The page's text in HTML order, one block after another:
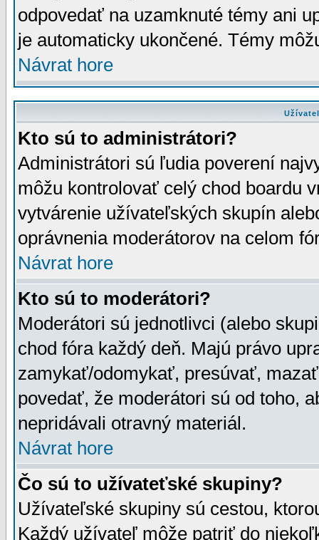
odpovedať na uzamknuté témy ani
je automaticky ukončené. Témy
Návrat hore
Kto sú to administrátori?
Administrátori sú ľudia poverení
môžu kontrolovať celý chod boardu
vytvárenie užívateľských skupín
oprávnenia moderátorov na celom
Návrat hore
Kto sú to moderátori?
Moderátori sú jednotlivci (alebo
chod fóra každý deň. Majú právo
zamykať/odomykať, presúvať,
povedať, že moderátori sú od toho,
nepridávali otravný materiál.
Návrat hore
Čo sú to užívateťské skupiny?
Užívateľské skupiny sú cestou,
Každý užívateľ môže patriť do